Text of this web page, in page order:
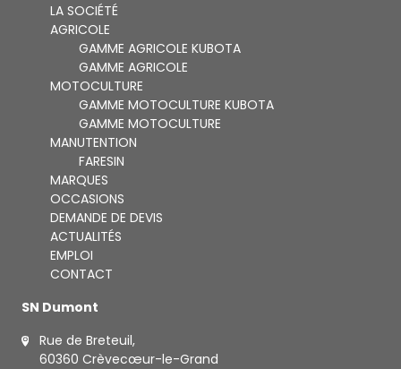
LA SOCIÉTÉ
AGRICOLE
GAMME AGRICOLE KUBOTA
GAMME AGRICOLE
MOTOCULTURE
GAMME MOTOCULTURE KUBOTA
GAMME MOTOCULTURE
MANUTENTION
FARESIN
MARQUES
OCCASIONS
DEMANDE DE DEVIS
ACTUALITÉS
EMPLOI
CONTACT
SN Dumont
Rue de Breteuil,
60360 Crèvecœur-le-Grand